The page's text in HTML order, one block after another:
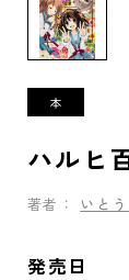
ハルヒ
著者： いと
発売日